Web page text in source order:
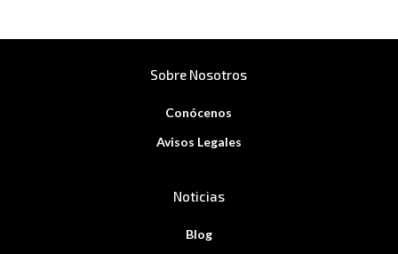
Sobre Nosotros
Conócenos
Avisos Legales
Noticias
Blog